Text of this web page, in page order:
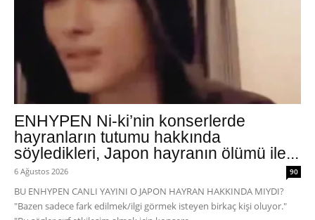
ENHYPEN Ni-ki’nin konserlerde
hayranların tutumu hakkında
söyledikleri, Japon hayranın ölümü ile...
6 Ağustos 2026 90
BU ENHYPEN CANLI YAYINI O JAPON HAYRAN HAKKINDA MIYDI?
"Bazen sadece fark edilmek/ilgi görmek isteyen birkaç kişi oluyor."